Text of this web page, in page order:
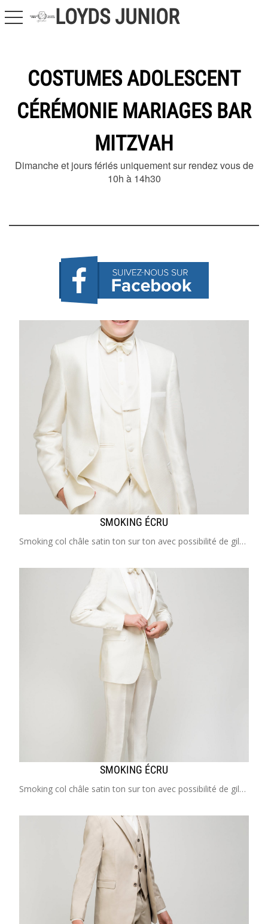
LOYDS JUNIOR
toggle navigation
COSTUMES ADOLESCENT
CÉRÉMONIE MARIAGES BAR
MITZVAH
Dimanche et jours fériés uniquement sur rendez vous de
10h à 14h30
SMOKING ÉCRU
Smoking col châle satin ton sur ton avec possibilité de gilet et noeud papillon assorti Costume enfant de 2 à 20 ans Idéal pour mariage, cérémonie, cortège, communion, garçon d'honneur
SMOKING ÉCRU
Smoking col châle satin ton sur ton avec possibilité de gilet et noeud papillon assorti Costume enfant de 2 à 20 ans ​​​​​​​Idéal pour mariage, cérémonie, cortège, garçon d'honneur